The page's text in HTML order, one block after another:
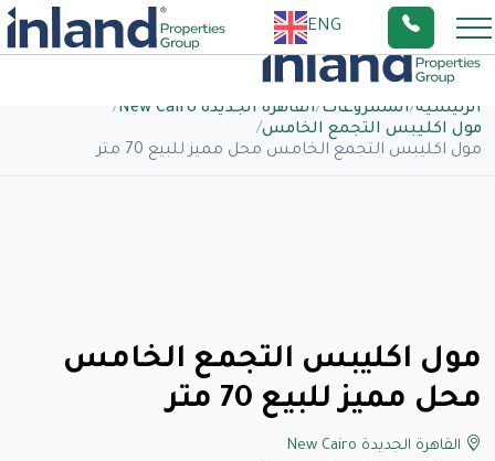
ENG
الرئيسية/المشروعات/القاهرة الجديدة New Cairo
/
مول اكليبس التجمع الخامس/
مول اكليبس التجمع الخامس محل مميز للبيع 70 متر
مول اكليبس التجمع الخامس
محل مميز للبيع 70 متر
القاهرة الجديدة New Cairo